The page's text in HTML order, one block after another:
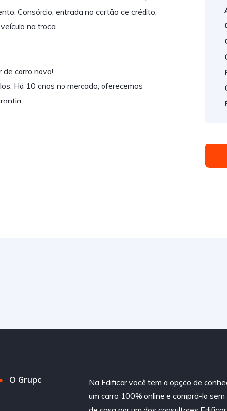
Consórcio, entrada no cartão de crédito,
na troca.
de carro novo!
Há 10 anos no mercado, oferecemos
O Grupo
Na Edificar você tem a opção de
um carro 100% online e comprá-lo sem